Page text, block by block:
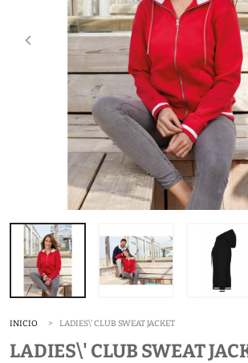
INICIO LADIES\' CLUB SWEAT JACKET
LADIES\' CLUB SWEAT